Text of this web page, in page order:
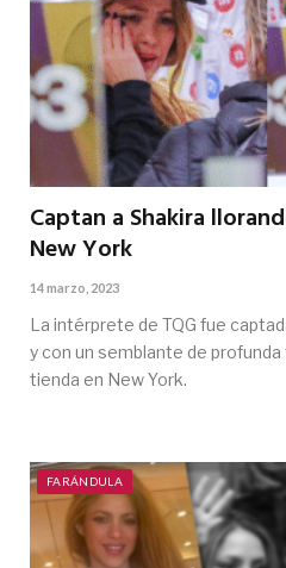
Captan a Shakira
New York
14 marzo, 2023
La intérprete de TQG fue
y con un semblante de
tienda en New York.
FARÁNDULA